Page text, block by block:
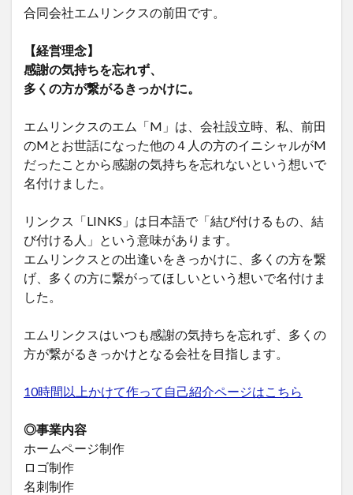
合同会社エムリンクスの前田です。
【経営理念】
感謝の気持ちを忘れず、
多くの方が繋がるきっかけに。
エムリンクスのエム「M」は、会社設立時、私、前田
のMとお世話になった他の４人の方のイニシャルがM
だったことから感謝の気持ちを忘れないという想いで
名付けました。
リンクス「LINKS」は日本語で「結び付けるもの、結
び付ける人」という意味があります。
エムリンクスとの出逢いをきっかけに、多くの方を繋
げ、多くの方に繋がってほしいという想いで名付けま
した。
エムリンクスはいつも感謝の気持ちを忘れず、多くの
方が繋がるきっかけとなる会社を目指します。
10時間以上かけて作って自己紹介ページはこちら
◎事業内容
ホームページ制作
ロゴ制作
名刺制作